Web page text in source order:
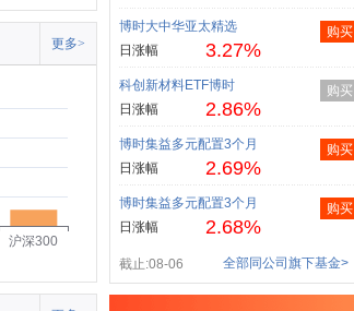
更多>
沪深300
博时大中华亚太精选
日涨幅
3.27%
购买
科创新材料ETF博时
日涨幅
2.86%
购买
博时集益多元配置3个月
日涨幅
2.69%
购买
博时集益多元配置3个月
日涨幅
2.68%
购买
截止:08-06 全部同公司旗下基金>